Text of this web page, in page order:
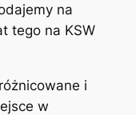
na
tego na KSW
i
w